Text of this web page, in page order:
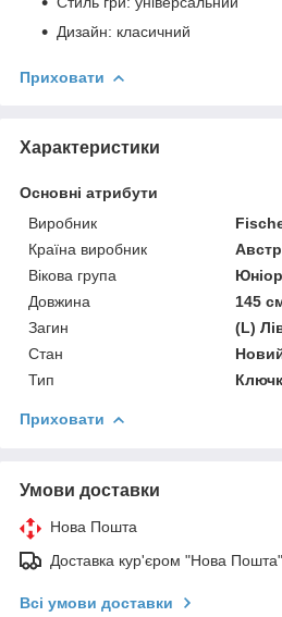
Дизайн: класичний
Приховати
Характеристики
Основні атрибути
Виробник
Країна виробник
Вікова група
Довжина
145
Загин
(L)
Стан
Тип
Приховати
Умови доставки
Нова Пошта
Доставка кур'єром "Нова Пошта"
Всі умови доставки